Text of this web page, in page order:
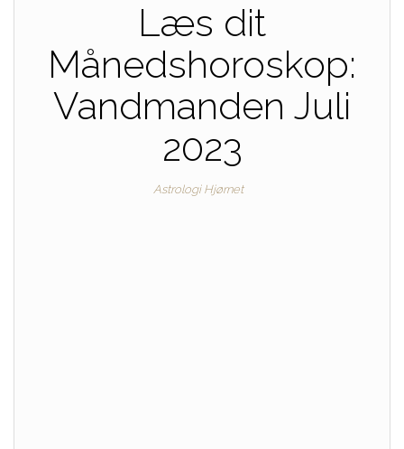
Læs dit
Månedshoroskop:
Vandmanden Juli
2023
Astrologi Hjørnet